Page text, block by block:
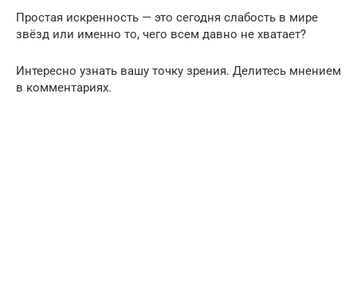
Простая искренность — это сегодня слабость в мире
звёзд или именно то, чего всем давно не хватает?
Интересно узнать вашу точку зрения. Делитесь мнением
в комментариях.